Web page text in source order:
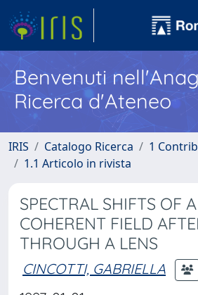
Benvenuti
Ricerca d'Ateneo
IRIS Catalogo Ricerca
1
1.1 Articolo in rivista
SPECTRAL SHIFTS OF
COHERENT FIELD
THROUGH A LENS
CINCOTTI, GABRIELLA